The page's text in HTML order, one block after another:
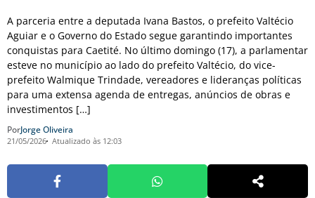
A parceria entre a deputada Ivana Bastos, o prefeito Valtécio
Aguiar e o Governo do Estado segue garantindo importantes
conquistas para Caetité. No último domingo (17), a parlamentar
esteve no município ao lado do prefeito Valtécio, do vice-
prefeito Walmique Trindade, vereadores e lideranças políticas
para uma extensa agenda de entregas, anúncios de obras e
investimentos […]
PorJorge Oliveira
21/05/2026 Atualizado às 12:03